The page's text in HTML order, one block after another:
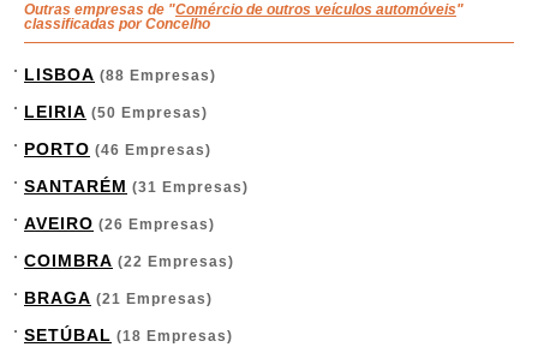
Outras empresas de "Comércio de outros veículos automóveis"
classificadas por Concelho
LISBOA (88 Empresas)
LEIRIA (50 Empresas)
PORTO (46 Empresas)
SANTARÉM (31 Empresas)
AVEIRO (26 Empresas)
COIMBRA (22 Empresas)
BRAGA (21 Empresas)
SETÚBAL (18 Empresas)